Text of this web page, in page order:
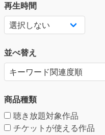
再生時間
並べ替え
商品種類
聴き放題対象作品
チケットが使える作品